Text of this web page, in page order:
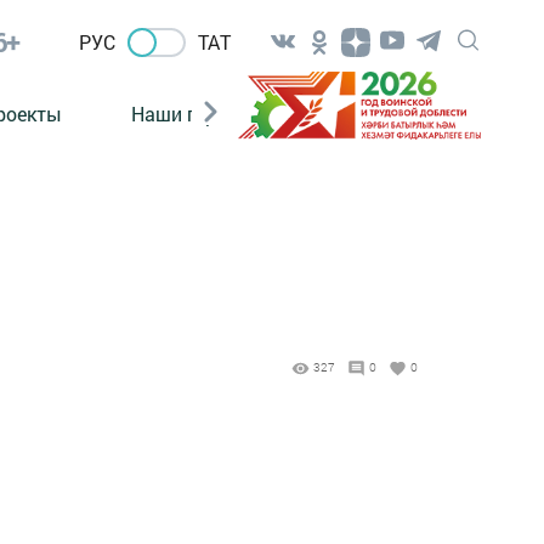
РУС ТАТ
Наши герои Нормативно-правовые
327 0 0